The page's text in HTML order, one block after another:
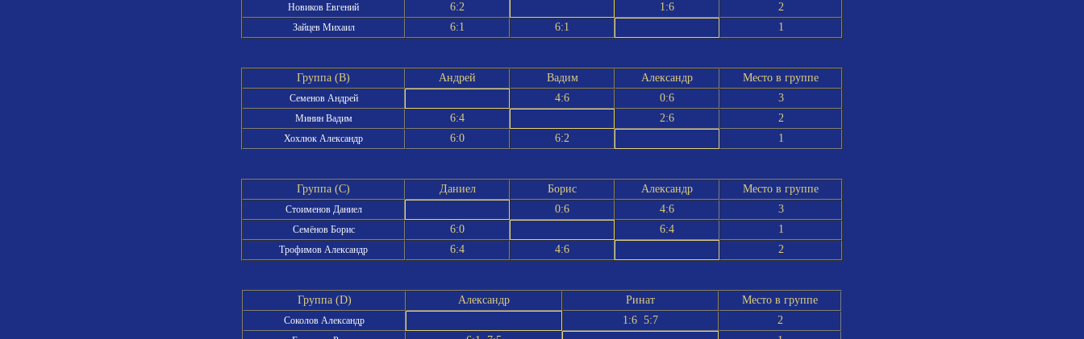
Новиков Евгений 6:2 1:6 2
Зайцев Михаил 6:1 6:1 1
Группа (B) Андрей Вадим Александр Место в группе
Семенов Андрей 4:6 0:6 3
Минин Вадим 6:4 2:6 2
Хохлюк Александр 6:0 6:2 1
Группа (C) Даниел Борис Александр Место в группе
Стоименов Даниел 0:6 4:6 3
Семёнов Борис 6:0 6:4 1
Трофимов Александр 6:4 4:6 2
Группа (D) Александр Ринат Место в группе
Соколов Александр 1:6 5:7 2